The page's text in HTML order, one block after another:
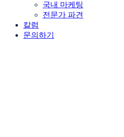
국내 마케팅
전문가 파견
칼럼
문의하기